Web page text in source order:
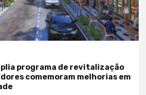
programa de revitalização
comemoram melhorias em